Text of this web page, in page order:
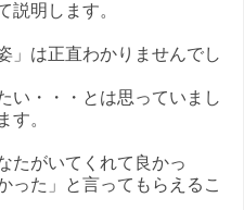
説明します。
」は正直わかりませんでし
い・・・とは思っていまし
す。
たがいてくれて良かっ
った」と言ってもらえるこ